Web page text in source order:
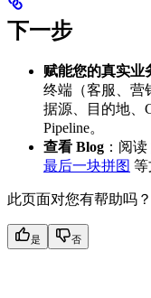
下一步
赋能您的真实业
终端（客服、营
据源、目的地、
Pipeline。
查看 Blog ：阅读
最后一块拼图 等
此页面对您有帮助吗？
是 否